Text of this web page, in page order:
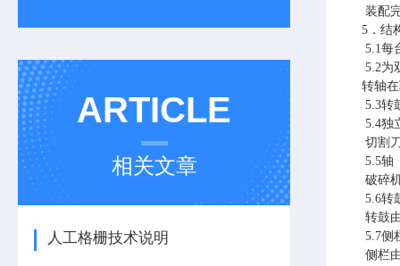
ARTICLE
相关文章
人工格栅技术说明
装配
5．结
5.1每
5.2为
转轴
5.3转
5.4独
切割
5.5轴
破碎
5.6转
转鼓
5.7侧
侧栏